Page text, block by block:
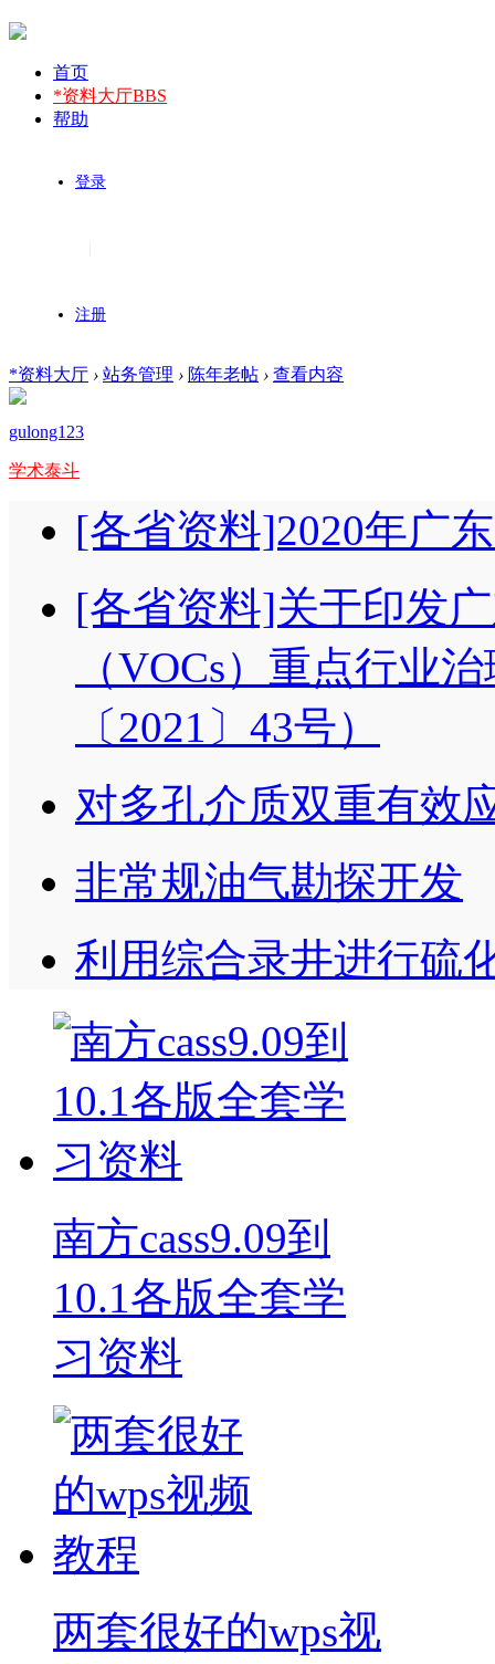
首页
*资料大厅BBS
帮助
登录
注册
*资料大厅 › 站务管理 › 陈年老帖 › 查看内容
gulong123
学术泰斗
[各省资料]2020年广
[各省资料]关于印发
（VOCs）重点行业
〔2021〕43号）
对多孔介质双重有效
非常规油气勘探开发
利用综合录井进行硫
南方cass9.09到
10.1各版全套学
习资料
两套很好的wps视